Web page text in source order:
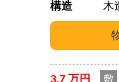
構造
木
3.7 万円 敷